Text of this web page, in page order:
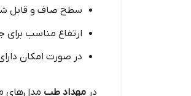
سطح صاف و قابل
ارتفاع مناسب برای
در صورت امکان
در مهداد طب مدل‌های